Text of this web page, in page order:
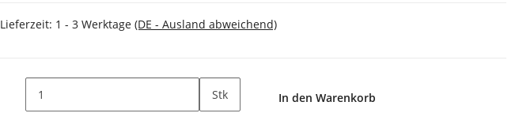
Lieferzeit: 1 - 3 Werktage (DE - Ausland abweichend)
Stk In den Warenkorb